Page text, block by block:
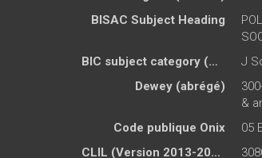
BISAC Subject Heading
BIC subject category (UK)
J
Dewey (abrégé)
&
Code publique Onix
05
CLIL (Version 2013-2019 )